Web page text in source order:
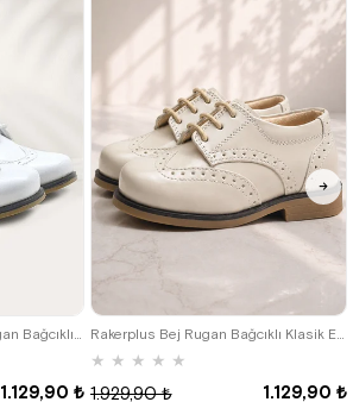
1.129,90 ₺
Rakerplus Bej Rugan Bağcıklı Klasik Erkek Çocuk Ayakkabı
★ ★ ★ ★ ★
1.129,90 ₺
1.929,90 ₺
25